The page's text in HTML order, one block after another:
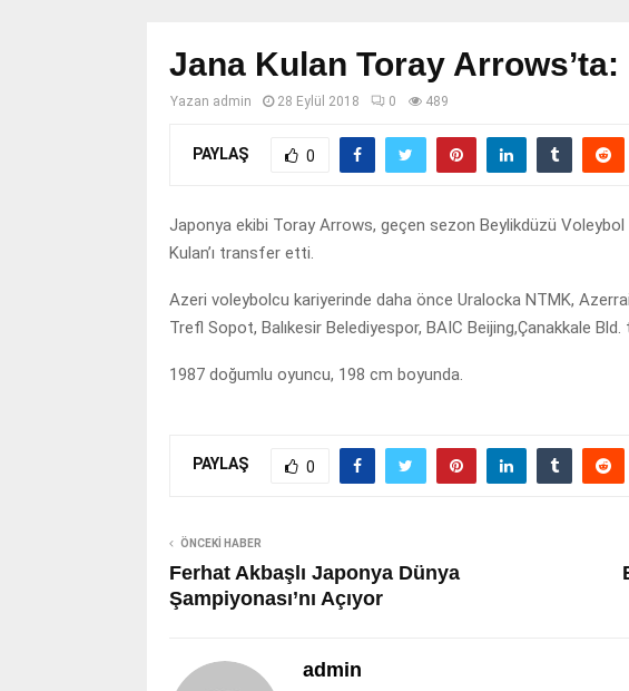
Jana Kulan Toray Arrows’ta:
Yazan admin 28 Eylül 2018 0 489
PAYLAŞ 0
Japonya ekibi Toray Arrows, geçen sezon Beylikdüzü
Kulan’ı transfer etti.
Azeri voleybolcu kariyerinde daha önce Uralocka NTMK,
Trefl Sopot, Balıkesir Belediyespor, BAIC Beijing,Çanakkale Bld.
1987 doğumlu oyuncu, 198 cm boyunda.
PAYLAŞ 0
ÖNCEKI HABER
Ferhat Akbaşlı Japonya Dünya
Şampiyonası’nı Açıyor
admin